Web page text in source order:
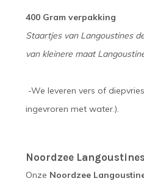
400 Gram verpakking
Staartjes van Langoustines
van kleinere maat
-We leveren vers of
ingevroren met water.).
Noordzee
Onze Noordzee